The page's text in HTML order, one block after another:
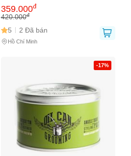
Kiểu Dễ Dàng, Phù Hợp Với Tóc
Dài Và Tóc Uốn Phồng
359.000đ
420.000đ
5 2 Đã bán
Hồ Chí Minh
-17%